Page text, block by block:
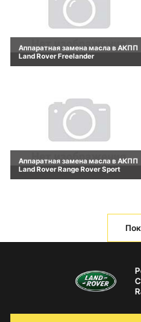
Аппаратная замена масла в АКПП
Land Rover Freelander
Аппаратная замена масла в АКПП
Land Rover Range Rover Sport